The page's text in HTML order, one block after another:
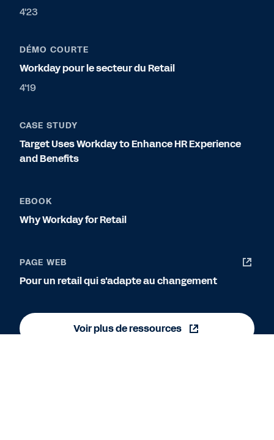
4'23
DÉMO COURTE
Workday pour le secteur du Retail
4'19
CASE STUDY
Target Uses Workday to Enhance HR Experience
and Benefits
EBOOK
Why Workday for Retail
PAGE WEB
Pour un retail qui s'adapte au changement
Voir plus de ressources